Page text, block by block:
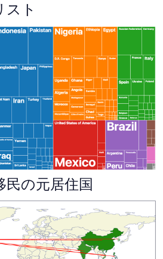
スト
民の元居住国